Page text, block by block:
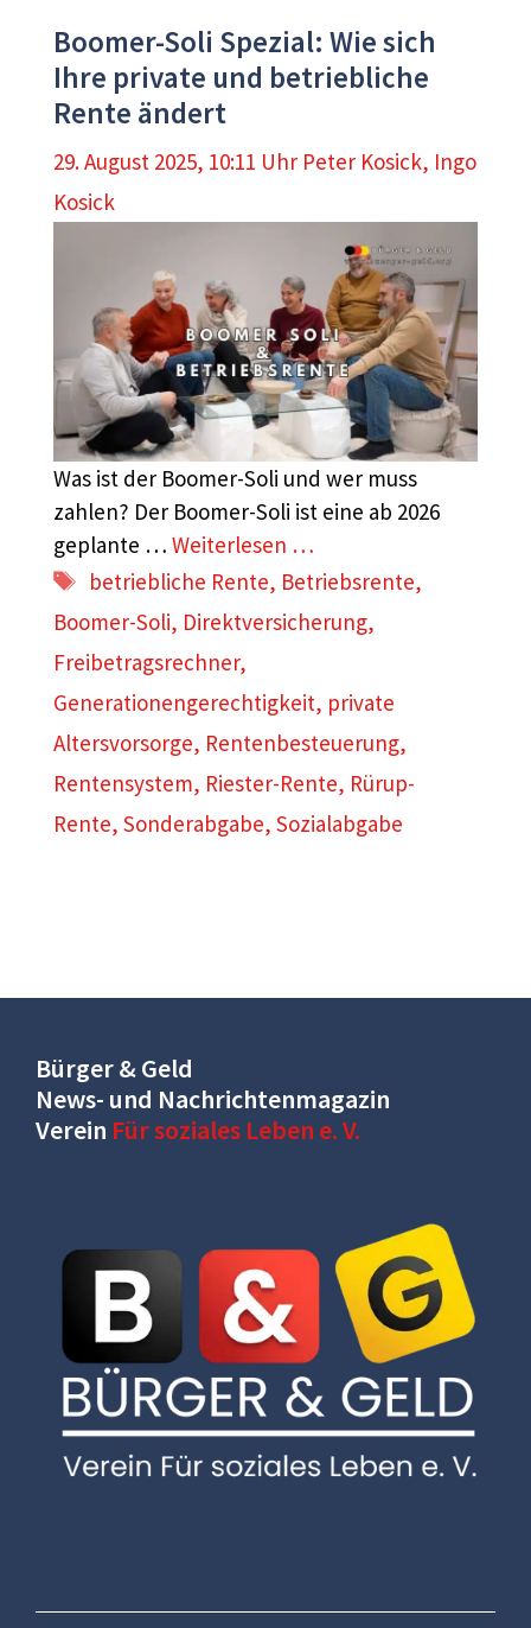
Boomer-Soli Spezial: Wie sich
Ihre private und betriebliche
Rente ändert
29. August 2025, 10:11 Uhr Peter Kosick, Ingo
Kosick
Was ist der Boomer-Soli und wer muss
zahlen? Der Boomer-Soli ist eine ab 2026
geplante … Weiterlesen …
Schlagwörter
betriebliche Rente, Betriebsrente,
Boomer-Soli, Direktversicherung,
Freibetragsrechner,
Generationengerechtigkeit, private
Altersvorsorge, Rentenbesteuerung,
Rentensystem, Riester-Rente, Rürup-
Rente, Sonderabgabe, Sozialabgabe
Bürger & Geld
News- und Nachrichtenmagazin
Verein Für soziales Leben e. V.